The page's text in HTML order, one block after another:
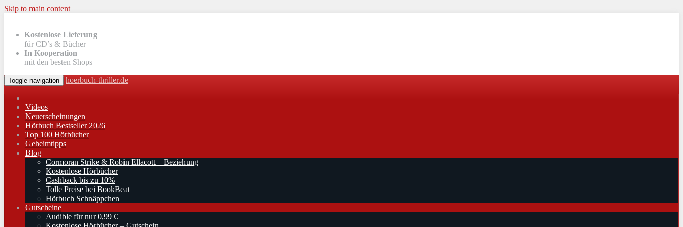
Skip to main content
Kostenlose Lieferung
für CD’s & Bücher
In Kooperation
mit den besten Shops
Toggle navigation hoerbuch-thriller.de
Videos
Neuerscheinungen
Hörbuch Bestseller 2026
Top 100 Hörbücher
Geheimtipps
Blog
Cormoran Strike & Robin Ellacott – Beziehung
Kostenlose Hörbücher
Cashback bis zu 10%
Tolle Preise bei BookBeat
Hörbuch Schnäppchen
Gutscheine
Audible für nur 0,99 €